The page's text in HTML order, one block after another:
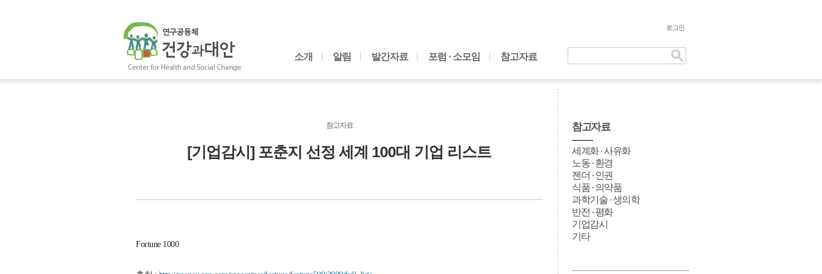
소개 알림 발간자료 포럼 · 소모임 참고자료
로그인
참고자료
[기업감시] 포춘지 선정 세계 100대 기업 리스트
Fortune 1000
참고자료
세계화 · 사유화
노동 · 환경
젠더 · 인권
식품 · 의약품
과학기술 · 생의학
반전 · 평화
기업감시
기타